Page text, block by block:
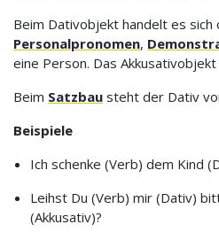
Beim Dativobjekt handelt es sich
Personalpronomen,
eine Person. Das
Beim Satzbau steht der Dativ
Beispiele
Ich schenke (Verb) dem Kind
Leihst Du (Verb) mir (Dativ)
(Akkusativ)?